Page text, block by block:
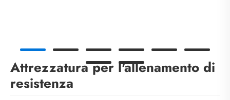
Attrezzatura per l'allenamento di
resistenza